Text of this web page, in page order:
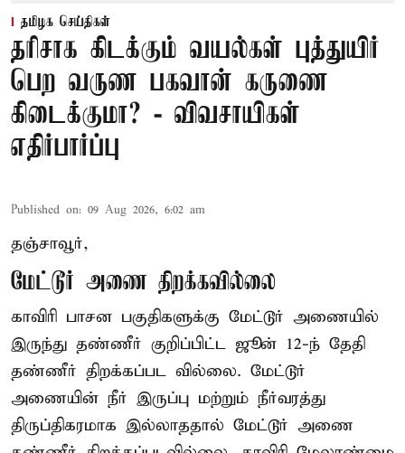
தமிழக செய்திகள்
தரிசாக கிடக்கும் வயல்கள் புத்துயிர்
பெற வருண பகவான் கருணை
கிடைக்குமா? - விவசாயிகள்
எதிர்பார்ப்பு
Published on: 09 Aug 2026, 6:02 am
தஞ்சாவூர்,
மேட்டூர் அணை திறக்கவில்லை
காவிரி பாசன பகுதிகளுக்கு மேட்டூர் அணையில்
இருந்து தண்ணீர் குறிப்பிட்ட ஜூன் 12-ந் தேதி
தண்ணீர் திறக்கப்பட வில்லை. மேட்டூர்
அணையின் நீர் இருப்பு மற்றும் நீர்வரத்து
திருப்திகரமாக இல்லாததால் மேட்டூர் அணை